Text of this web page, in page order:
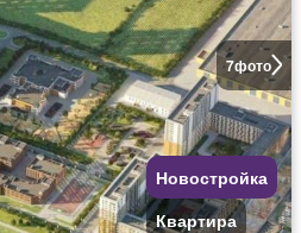
7фото
Новостройка
Квартира